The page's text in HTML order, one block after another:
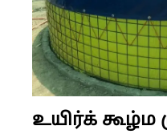
உயிர்க்